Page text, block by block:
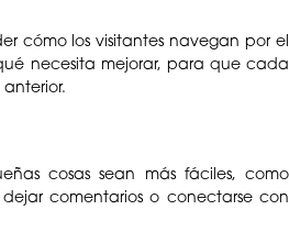
cómo los visitantes navegan por el
necesita mejorar, para que cada
cosas sean más fáciles, como
comentarios o conectarse con